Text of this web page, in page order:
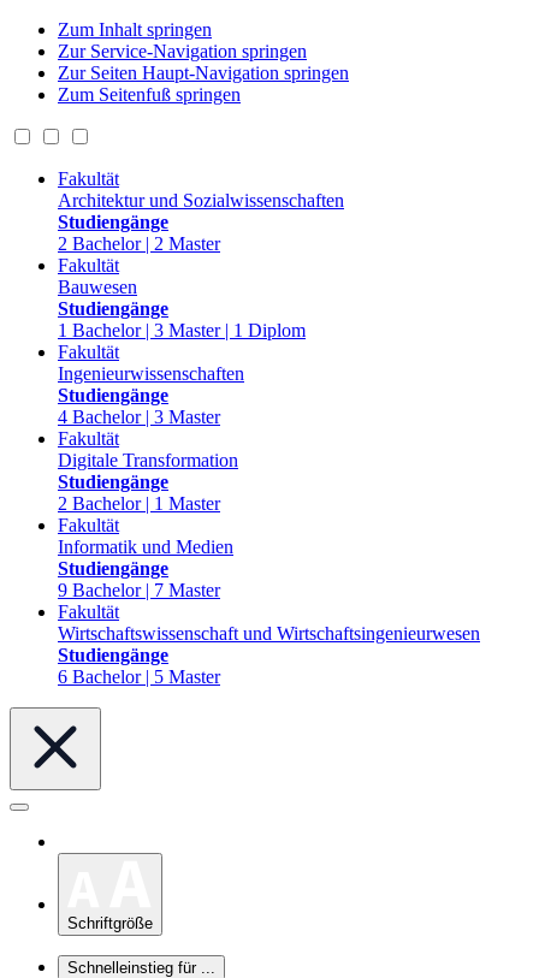
Zum Inhalt springen
Zur Service-Navigation springen
Zur Seiten Haupt-Navigation springen
Zum Seitenfuß springen
Fakultät
Architektur und Sozialwissenschaften
Studiengänge
2 Bachelor | 2 Master
Fakultät
Bauwesen
Studiengänge
1 Bachelor | 3 Master | 1 Diplom
Fakultät
Ingenieurwissenschaften
Studiengänge
4 Bachelor | 3 Master
Fakultät
Digitale Transformation
Studiengänge
2 Bachelor | 1 Master
Fakultät
Informatik und Medien
Studiengänge
9 Bachelor | 7 Master
Fakultät
Wirtschaftswissenschaft und Wirtschaftsingenieurwesen
Studiengänge
6 Bachelor | 5 Master
Schriftgröße
Schnelleinstieg für ...